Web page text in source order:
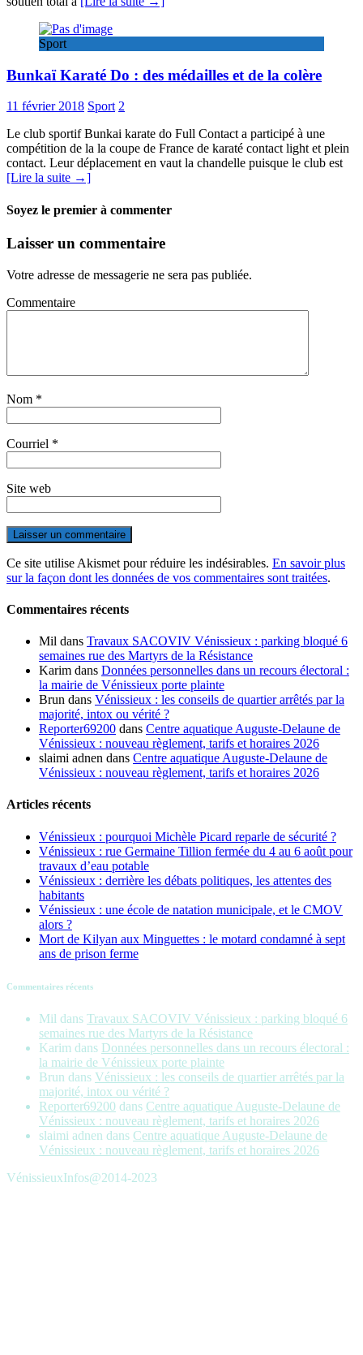
Sport
Bunkaï Karaté Do : des médailles et de la colère
11 février 2018 Sport 2
Le club sportif Bunkai karate do Full Contact a participé à une
compétition de la la coupe de France de karaté contact light et plein
contact. Leur déplacement en vaut la chandelle puisque le club est
[Lire la suite →]
Soyez le premier à commenter
Laisser un commentaire
Votre adresse de messagerie ne sera pas publiée.
Commentaire
Nom *
Courriel *
Site web
Ce site utilise Akismet pour réduire les indésirables. En savoir plus
sur la façon dont les données de vos commentaires sont traitées.
Commentaires récents
Mil dans Travaux SACOVIV Vénissieux : parking bloqué 6
semaines rue des Martyrs de la Résistance
Karim dans Données personnelles dans un recours électoral :
la mairie de Vénissieux porte plainte
Brun dans Vénissieux : les conseils de quartier arrêtés par la
majorité, intox ou vérité ?
Reporter69200 dans Centre aquatique Auguste-Delaune de
Vénissieux : nouveau règlement, tarifs et horaires 2026
slaimi adnen dans Centre aquatique Auguste-Delaune de
Vénissieux : nouveau règlement, tarifs et horaires 2026
Articles récents
Vénissieux : pourquoi Michèle Picard reparle de sécurité ?
Vénissieux : rue Germaine Tillion fermée du 4 au 6 août pour
travaux d’eau potable
Vénissieux : derrière les débats politiques, les attentes des
habitants
Vénissieux : une école de natation municipale, et le CMOV
alors ?
Mort de Kilyan aux Minguettes : le motard condamné à sept
ans de prison ferme
Commentaires récents
Mil dans Travaux SACOVIV Vénissieux : parking bloqué 6
semaines rue des Martyrs de la Résistance
Karim dans Données personnelles dans un recours électoral :
la mairie de Vénissieux porte plainte
Brun dans Vénissieux : les conseils de quartier arrêtés par la
majorité, intox ou vérité ?
Reporter69200 dans Centre aquatique Auguste-Delaune de
Vénissieux : nouveau règlement, tarifs et horaires 2026
slaimi adnen dans Centre aquatique Auguste-Delaune de
Vénissieux : nouveau règlement, tarifs et horaires 2026
VénissieuxInfos@2014-2023